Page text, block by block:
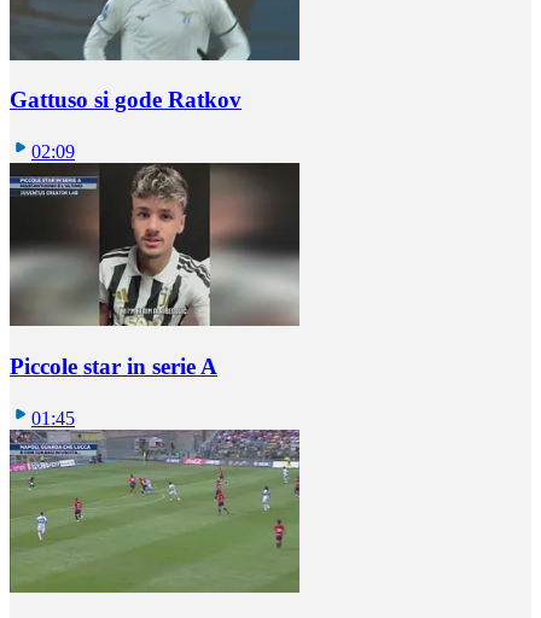
Gattuso si gode Ratkov
02:09
Piccole star in serie A
01:45